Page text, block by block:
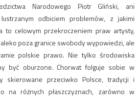
Narodowego Piotr Gliński, ani
odbiciem problemów, z jakimi
to celowym przekroczeniem praw artysty,
poza granice swobody wypowiedzi, ale
polskie prawo. Nie tylko środowiska
być oburzone. Chorwat folguje sobie w
skierowane przeciwko Polsce, tradycji i
na różnych płaszczyznach, zarówno w